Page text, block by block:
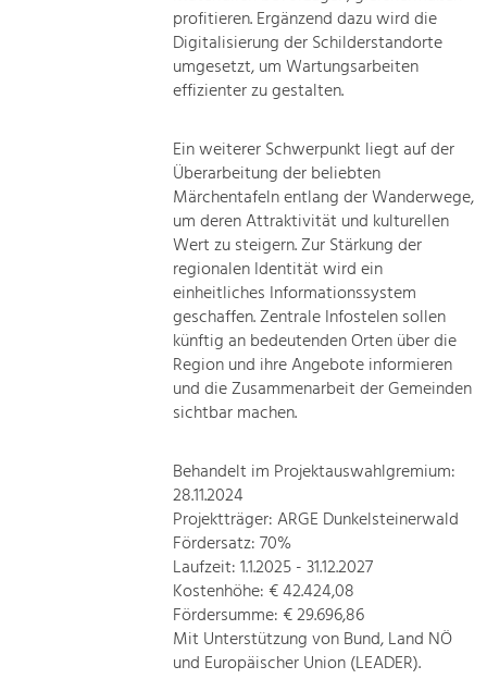
Mobilität & Energie
Klimawandel, öffentlicher Verkehr und
erneuerbare Energie
profitieren. Ergänzend dazu wird die
Digitalisierung der Schilderstandorte
umgesetzt, um Wartungsarbeiten
effizienter zu gestalten.
Ein weiterer Schwerpunkt liegt auf der
Überarbeitung der beliebten
Märchentafeln entlang der Wanderwege,
um deren Attraktivität und kulturellen
Wert zu steigern. Zur Stärkung der
regionalen Identität wird ein
einheitliches Informationssystem
geschaffen. Zentrale Infostelen sollen
künftig an bedeutenden Orten über die
Region und ihre Angebote informieren
und die Zusammenarbeit der Gemeinden
sichtbar machen.
Behandelt im Projektauswahlgremium:
28.11.2024
Projektträger: ARGE Dunkelsteinerwald
Fördersatz: 70%
Laufzeit: 1.1.2025 - 31.12.2027
Kostenhöhe: € 42.424,08
Fördersumme: € 29.696,86
Mit Unterstützung von Bund, Land NÖ
und Europäischer Union (LEADER).